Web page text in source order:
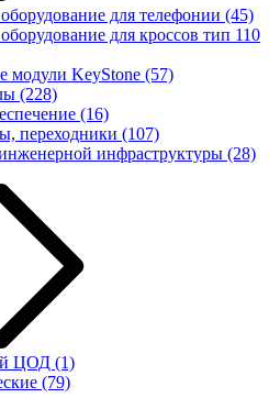
для телефонии (45)
для кроссов тип 110
модули KeyStone (57)
(228)
(16)
переходники (107)
инфраструктуры (28)
ЦОД (1)
(79)